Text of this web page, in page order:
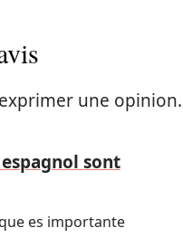
une opinion.
sont
es importante